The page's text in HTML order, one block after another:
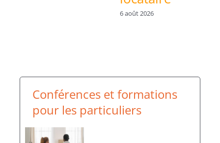
6 août 2026
Conférences et formations
pour les particuliers